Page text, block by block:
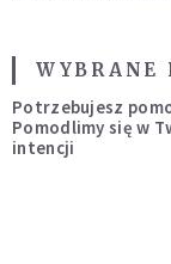
WYBRANE
Potrzebujesz
Pomodlimy się w
intencji